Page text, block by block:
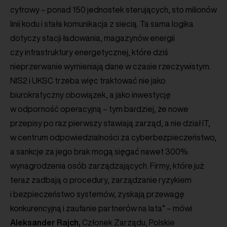
cyfrowy – ponad 150 jednostek sterujących, sto milionów
linii kodu i stała komunikacja z siecią. Ta sama logika
dotyczy stacji ładowania, magazynów energii
czy infrastruktury energetycznej, które dziś
nieprzerwanie wymieniają dane w czasie rzeczywistym.
NIS2 i UKSC trzeba więc traktować nie jako
biurokratyczny obowiązek, a jako inwestycję
w odporność operacyjną – tym bardziej, że nowe
przepisy po raz pierwszy stawiają zarząd, a nie dział IT,
w centrum odpowiedzialności za cyberbezpieczeństwo,
a sankcje za jego brak mogą sięgać nawet 300%
wynagrodzenia osób zarządzających. Firmy, które już
teraz zadbają o procedury, zarządzanie ryzykiem
i bezpieczeństwo systemów, zyskają przewagę
konkurencyjną i zaufanie partnerów na lata” – mówi
Aleksander Rajch, Członek Zarządu, Polskie